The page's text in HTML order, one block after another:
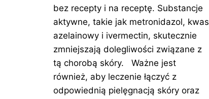
bez recepty i na receptę. Substancje
aktywne, takie jak metronidazol, kwas
azelainowy i ivermectin, skutecznie
zmniejszają dolegliwości związane z
tą chorobą skóry. Ważne jest
również, aby leczenie łączyć z
odpowiednią pielęgnacją skóry oraz